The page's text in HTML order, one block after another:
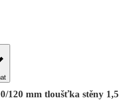
120 mm tloušťka stěny 1,5